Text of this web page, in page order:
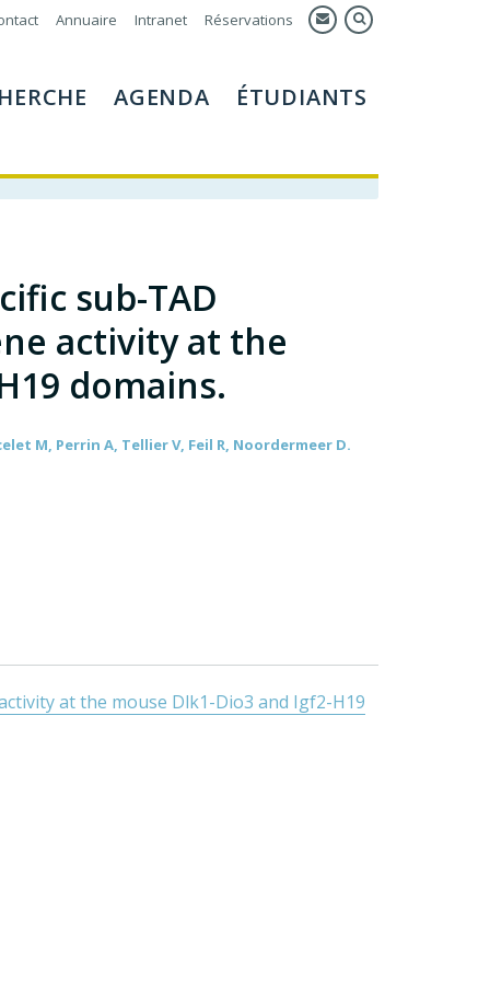
Annuaire Intranet Réservations
AGENDA ÉTUDIANTS
sub-TAD
activity at the
domains.
M, Perrin A, Tellier V, Feil R, Noordermeer D.
at the mouse Dlk1-Dio3 and Igf2-H19